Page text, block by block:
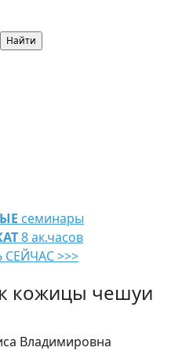
семинары
8 ак.часов
>>>
кожицы чешуи
Владимировна